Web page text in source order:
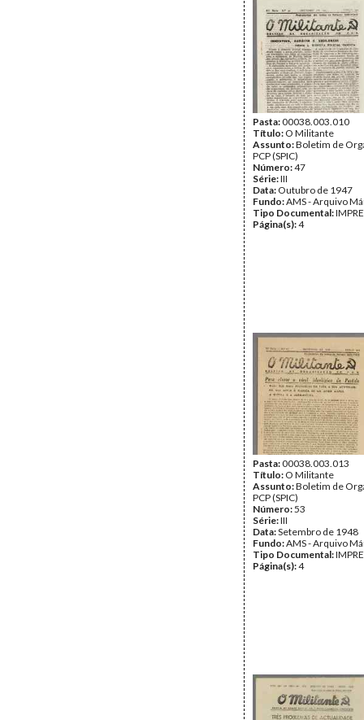
Pasta:00038.003.010
Título: O Militante
Assunto:Boletim de
PCP (SPIC)
Número:47
Série:III
Data: Outubro de 1947
Fundo:AMS - Arquivo
Tipo Documental:
Página(s):4
Pasta:00038.003.013
Título: O Militante
Assunto:Boletim de
PCP (SPIC)
Número:53
Série:III
Data:Setembro de 1948
Fundo:AMS - Arquivo
Tipo Documental:
Página(s):4